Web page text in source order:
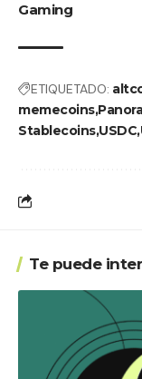
Gaming
ETIQUETADO:
memecoins
StablecoinsUSDC
Te puede